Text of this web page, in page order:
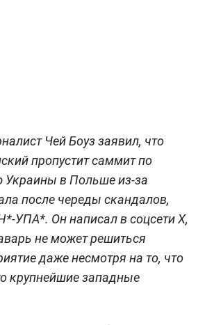
Чей Боуз заявил, что
пропустит саммит по
Украины в Польше из-за
после череды скандалов,
УПА*. Он написал в соцсети X,
не может решиться
даже несмотря на то, что
крупнейшие западные